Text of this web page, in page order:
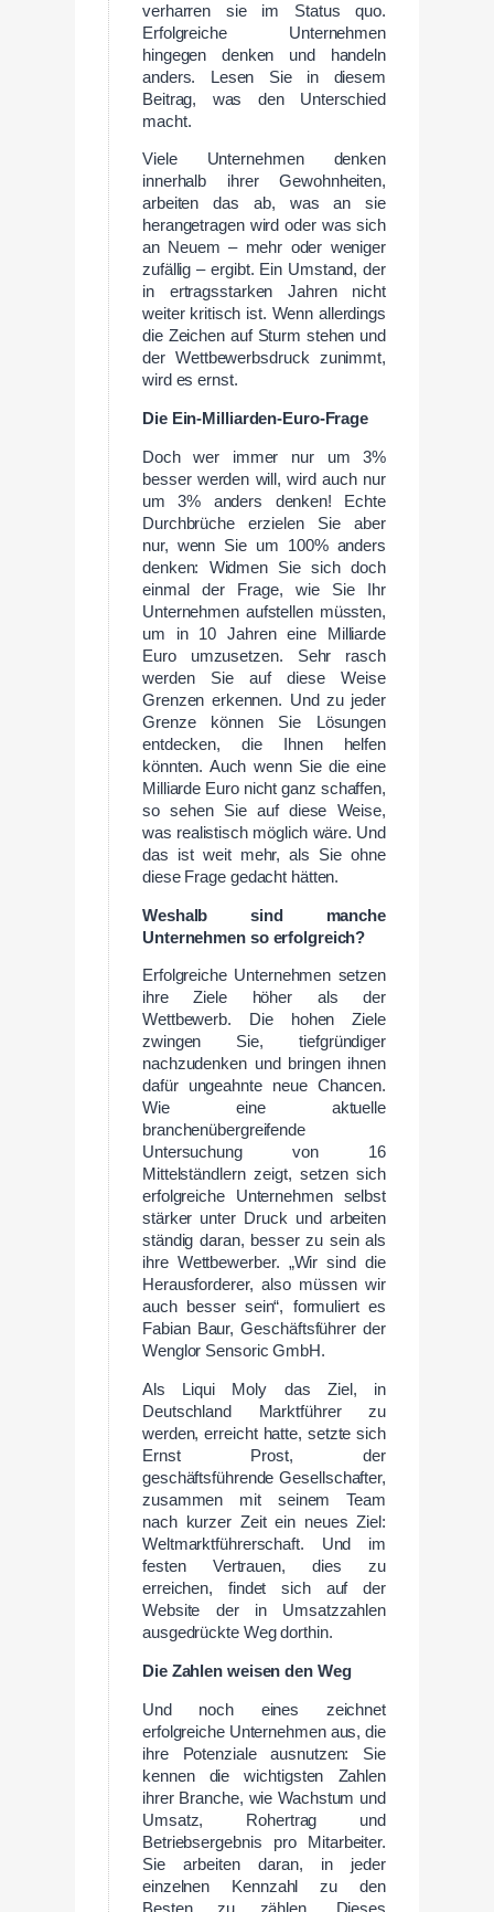
verharren sie im Status quo.
Erfolgreiche Unternehmen
hingegen denken und handeln
anders. Lesen Sie in diesem
Beitrag, was den Unterschied
macht.
Viele Unternehmen denken
innerhalb ihrer Gewohnheiten,
arbeiten das ab, was an sie
herangetragen wird oder was sich
an Neuem – mehr oder weniger
zufällig – ergibt. Ein Umstand, der
in ertragsstarken Jahren nicht
weiter kritisch ist. Wenn allerdings
die Zeichen auf Sturm stehen und
der Wettbewerbsdruck zunimmt,
wird es ernst.
Die Ein-Milliarden-Euro-Frage
Doch wer immer nur um 3%
besser werden will, wird auch nur
um 3% anders denken! Echte
Durchbrüche erzielen Sie aber
nur, wenn Sie um 100% anders
denken: Widmen Sie sich doch
einmal der Frage, wie Sie Ihr
Unternehmen aufstellen müssten,
um in 10 Jahren eine Milliarde
Euro umzusetzen. Sehr rasch
werden Sie auf diese Weise
Grenzen erkennen. Und zu jeder
Grenze können Sie Lösungen
entdecken, die Ihnen helfen
könnten. Auch wenn Sie die eine
Milliarde Euro nicht ganz schaffen,
so sehen Sie auf diese Weise,
was realistisch möglich wäre. Und
das ist weit mehr, als Sie ohne
diese Frage gedacht hätten.
Weshalb sind manche
Unternehmen so erfolgreich?
Erfolgreiche Unternehmen setzen
ihre Ziele höher als der
Wettbewerb. Die hohen Ziele
zwingen Sie, tiefgründiger
nachzudenken und bringen ihnen
dafür ungeahnte neue Chancen.
Wie eine aktuelle
branchenübergreifende
Untersuchung von 16
Mittelständlern zeigt, setzen sich
erfolgreiche Unternehmen selbst
stärker unter Druck und arbeiten
ständig daran, besser zu sein als
ihre Wettbewerber. „Wir sind die
Herausforderer, also müssen wir
auch besser sein“, formuliert es
Fabian Baur, Geschäftsführer der
Wenglor Sensoric GmbH.
Als Liqui Moly das Ziel, in
Deutschland Marktführer zu
werden, erreicht hatte, setzte sich
Ernst Prost, der
geschäftsführende Gesellschafter,
zusammen mit seinem Team
nach kurzer Zeit ein neues Ziel:
Weltmarktführerschaft. Und im
festen Vertrauen, dies zu
erreichen, findet sich auf der
Website der in Umsatzzahlen
ausgedrückte Weg dorthin.
Die Zahlen weisen den Weg
Und noch eines zeichnet
erfolgreiche Unternehmen aus, die
ihre Potenziale ausnutzen: Sie
kennen die wichtigsten Zahlen
ihrer Branche, wie Wachstum und
Umsatz, Rohertrag und
Betriebsergebnis pro Mitarbeiter.
Sie arbeiten daran, in jeder
einzelnen Kennzahl zu den
Besten zu zählen. Dieses